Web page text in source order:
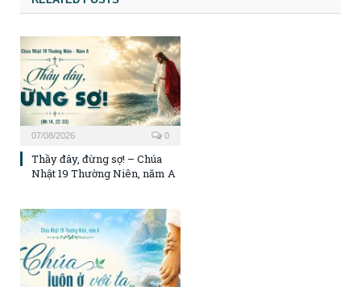
07/08/2026 0
Thầy đây, đừng sợ! – Chúa
Nhật 19 Thường Niên, năm A